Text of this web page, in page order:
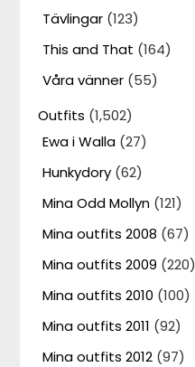
Tävlingar (123)
This and That (164)
Våra vänner (55)
Outfits (1,502)
Ewa i Walla (27)
Hunkydory (62)
Mina Odd Mollyn (121)
Mina outfits 2008 (67)
Mina outfits 2009 (220)
Mina outfits 2010 (100)
Mina outfits 2011 (92)
Mina outfits 2012 (97)